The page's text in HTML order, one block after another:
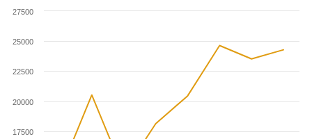
17500
20000
22500
25000
27500